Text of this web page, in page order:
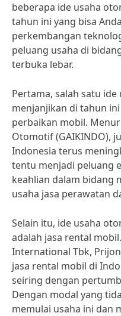
beberapa ide usaha
tahun ini yang bisa
perkembangan
peluang usaha di
terbuka lebar.
Pertama, salah satu
menjanjikan di tahun
perbaikan mobil.
Otomotif (GAIKINDO),
Indonesia terus
tentu menjadi peluang
keahlian dalam bidang
usaha jasa perawatan
Selain itu, ide usaha
adalah jasa rental
International Tbk,
jasa rental mobil di
seiring dengan
Dengan modal yang
memulai usaha ini dan